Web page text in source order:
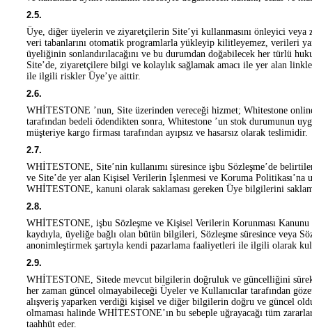
2.5.
Üye, diğer üyelerin ve ziyaretçilerin Site’yi kullanmasını önleyici veya
veri tabanlarını otomatik programlarla yükleyip kilitleyemez, verileri
üyeliğinin sonlandırılacağını ve bu durumdan doğabilecek her türlü
Site’de, ziyaretçilere bilgi ve kolaylık sağlamak amacı ile yer alan
ile ilgili riskler Üye’ye aittir.
2.6.
WHİTESTONE ’nun, Site üzerinden vereceği hizmet; Whitestone
tarafından bedeli ödendikten sonra, Whitestone ’un stok durumunun
müşteriye kargo firması tarafından ayıpsız ve hasarsız olarak teslimidir.
2.7.
WHİTESTONE, Site’nin kullanımı süresince işbu Sözleşme’de
ve Site’de yer alan Kişisel Verilerin İşlenmesi ve Koruma
WHİTESTONE, kanuni olarak saklaması gereken Üye bilgilerini
2.8.
WHİTESTONE, işbu Sözleşme ve Kişisel Verilerin Korunması
kaydıyla, üyeliğe bağlı olan bütün bilgileri, Sözleşme süresince veya
anonimleştirmek şartıyla kendi pazarlama faaliyetleri ile ilgili olarak
2.9.
WHİTESTONE, Sitede mevcut bilgilerin doğruluk ve güncelliğini
her zaman güncel olmayabileceği Üyeler ve Kullanıcılar tarafından
alışveriş yaparken verdiği kişisel ve diğer bilgilerin doğru ve güncel
olmaması halinde WHİTESTONE’ın bu sebeple uğrayacağı tüm
taahhüt eder.